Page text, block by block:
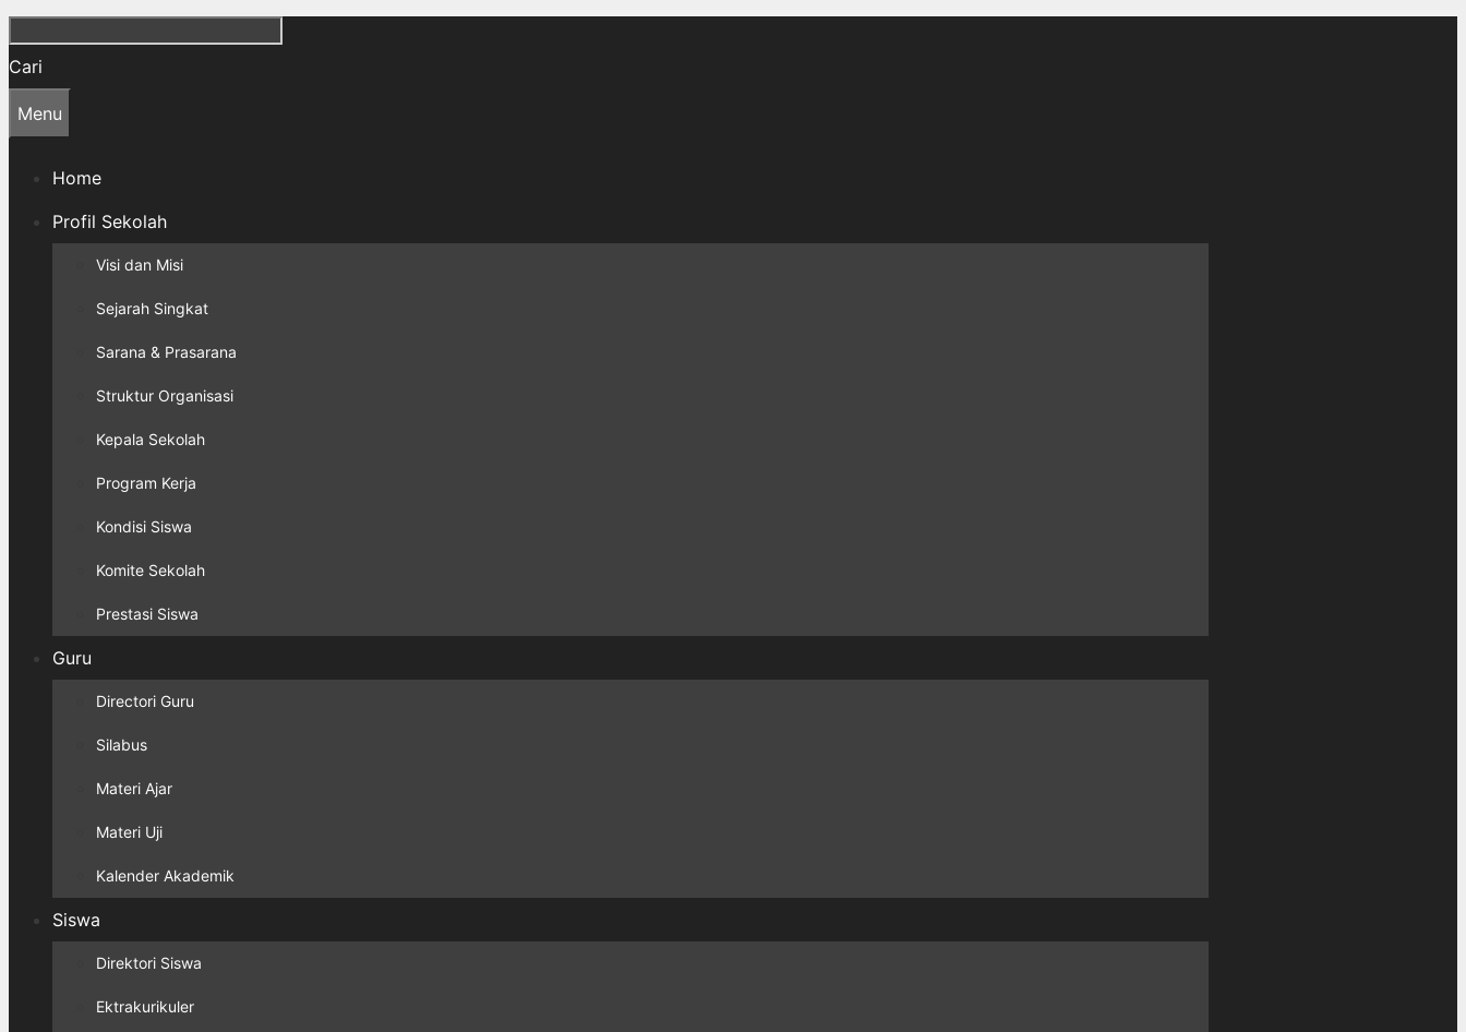
Cari
Menu
Home
Profil Sekolah
Visi dan Misi
Sejarah Singkat
Sarana & Prasarana
Struktur Organisasi
Kepala Sekolah
Program Kerja
Kondisi Siswa
Komite Sekolah
Prestasi Siswa
Guru
Directori Guru
Silabus
Materi Ajar
Materi Uji
Kalender Akademik
Siswa
Direktori Siswa
Ektrakurikuler